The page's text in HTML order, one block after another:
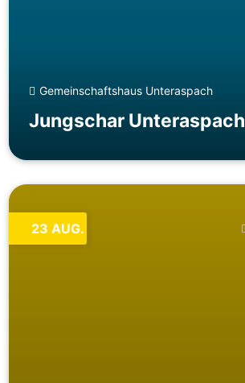
Gemeinschaftshaus Unteraspach
Jungschar Unteraspach
23 AUG.